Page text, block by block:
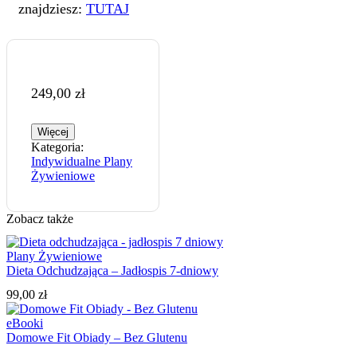
znajdziesz: TUTAJ
249,00 zł
Więcej
Kategoria:
Indywidualne Plany
Żywieniowe
Zobacz także
Plany Żywieniowe
Dieta Odchudzająca – Jadłospis 7-dniowy
99,00 zł
eBooki
Domowe Fit Obiady – Bez Glutenu